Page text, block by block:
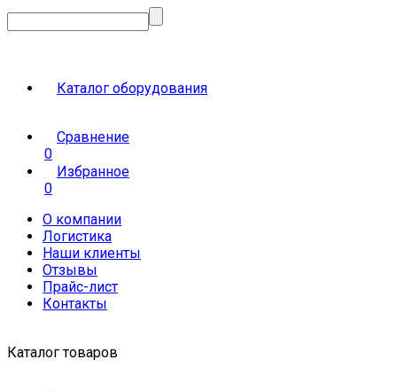
Каталог оборудования
Сравнение
0
Избранное
0
О компании
Логистика
Наши клиенты
Отзывы
Прайс-лист
Контакты
Каталог товаров